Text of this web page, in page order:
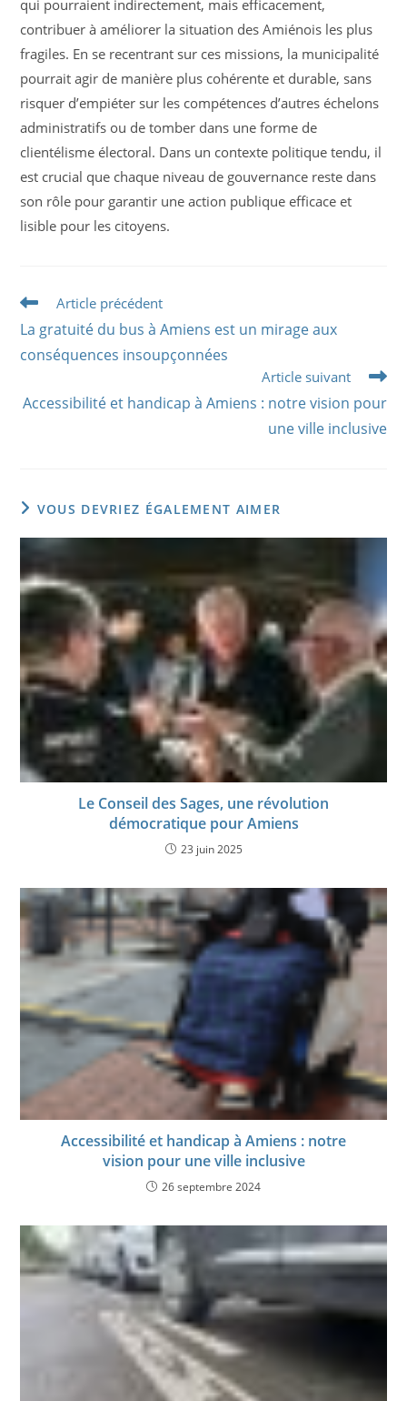
qui pourraient indirectement, mais efficacement,
contribuer à améliorer la situation des Amiénois les plus
fragiles. En se recentrant sur ces missions, la municipalité
pourrait agir de manière plus cohérente et durable, sans
risquer d’empiéter sur les compétences d’autres échelons
administratifs ou de tomber dans une forme de
clientélisme électoral. Dans un contexte politique tendu, il
est crucial que chaque niveau de gouvernance reste dans
son rôle pour garantir une action publique efficace et
lisible pour les citoyens.
Read
articles
Article précédent
La gratuité du bus à Amiens est un mirage aux
conséquences insoupçonnées
Article suivant
Accessibilité et handicap à Amiens : notre vision pour
une ville inclusive
VOUS DEVRIEZ ÉGALEMENT AIMER
Le Conseil des Sages, une révolution
démocratique pour Amiens
23 juin 2025
Accessibilité et handicap à Amiens : notre
vision pour une ville inclusive
26 septembre 2024